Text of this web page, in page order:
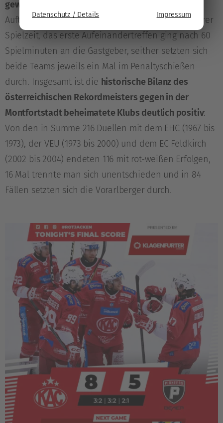
Datenschutz / Details Impressum
gewohntes spielerisches Niveau
Auftritte dort endete mit einem KAC-Sieg in regulärer
Spielzeit, das erste Aufeinandertreffen ging nach 60
Spielminuten an die Gastgeber, seither setzten sich
beide Teams jeweils ein Mal im Penaltyschießen
durch. Insgesamt ist die historische Bilanz des
österreichischen Rekordmeisters gegen in der
Montfortstadt beheimatete Klubs deutlich positiv:
Von den in Summe 216 Duellen mit dem EHC (1967 bis
1973), der VEU (1973 bis 2000) und dem EC Feldkirch
(2002 bis 2004) endeten 116 mit rot-weißen Erfolgen,
16 Mal trennte man sich unentschieden und in 84
Fällen setzten sich die Vorarlberger durch.